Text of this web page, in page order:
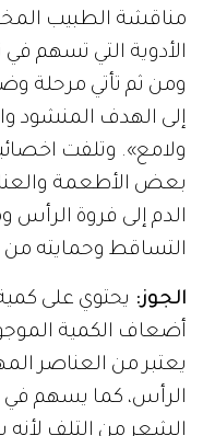
مناقشة الطبيب
الأدوية التي تسهم
ومن ثم تأتي مرحلة
إلى الهدف
ولامع». وتلفت
بعض الأطعمة
الدم إلى فروة
التساقط وحمايته من
الجوز: يحتوي على
أضعاف الكمية
يعتبر من العناصر
الرأس، كما يسهم
الشعر من التلف لأنه